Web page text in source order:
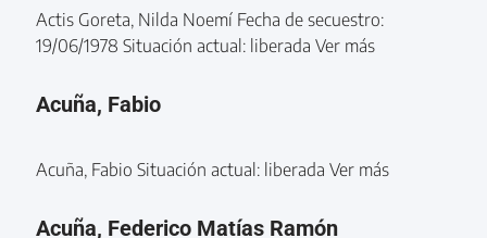
Actis Goreta, Nilda Noemí Fecha de secuestro:
19/06/1978 Situación actual: liberada Ver más
Acuña, Fabio
Acuña, Fabio Situación actual: liberada Ver más
Acuña, Federico Matías Ramón